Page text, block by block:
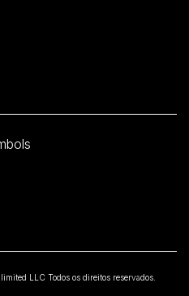
LLC Todos os direitos reservados.